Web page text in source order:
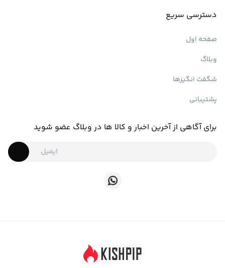
دسترسی سریع
صفحه اول
وبلاگ
شگفت انگیزها
پشتیبانی
برای آگاهی از آخرین اخبار و کالا ها در وبلاگ عضو شوید